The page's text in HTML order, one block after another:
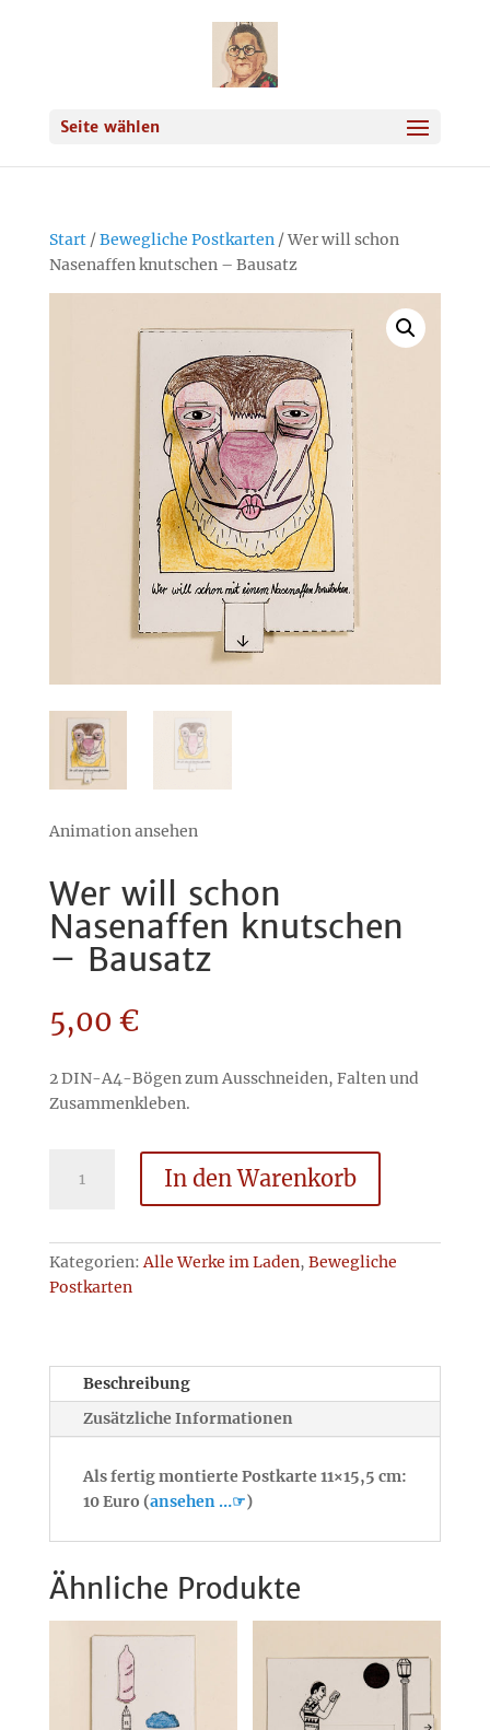
Seite wählen
Start/Bewegliche Postkarten/ Wer will schon
Nasenaffen knutschen – Bausatz
Animation ansehen
Wer will schon
Nasenaffen knutschen
– Bausatz
5,00 €
2 DIN-A4-Bögen zum Ausschneiden, Falten und
Zusammenkleben.
knutschen
–
In den Warenkorb
Kategorien:Alle Werke im Laden, Bewegliche
Postkarten
Beschreibung
Zusätzliche Informationen
Als fertig montierte Postkarte 11×15,5 cm:
10 Euro (ansehen …☞)
Ähnliche Produkte